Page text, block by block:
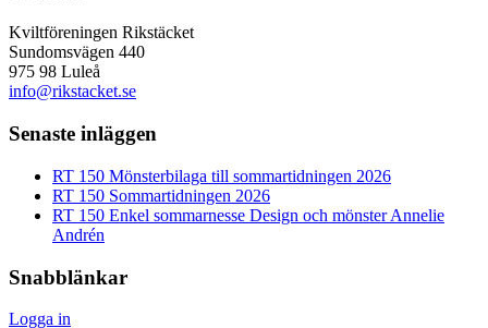
Kviltföreningen Rikstäcket
Sundomsvägen 440
975 98 Luleå
info@rikstacket.se
Senaste inläggen
RT 150 Mönsterbilaga till sommartidningen 2026
RT 150 Sommartidningen 2026
RT 150 Enkel sommarnesse Design och mönster Annelie
Andrén
Snabblänkar
Logga in